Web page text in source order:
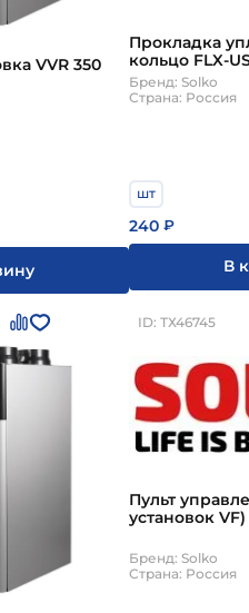
VVR 350
Прокладка
кольцо FLX-
Бренд: Solko
Страна: Россия
шт
240 ₽
В
ID: ТХ46745
Пульт
установок
Бренд: Solko
Страна: Россия